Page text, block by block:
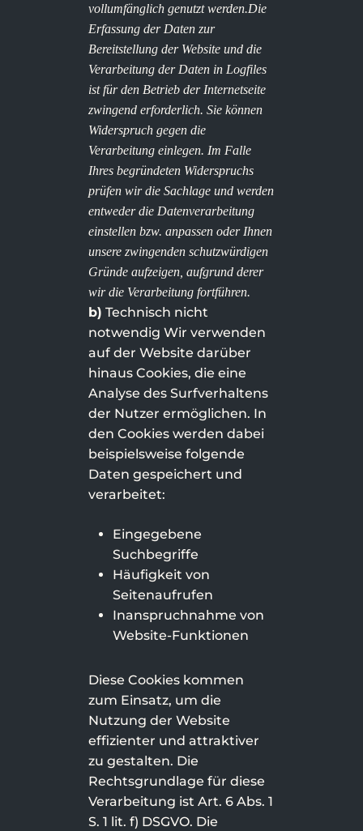
vollumfänglich genutzt werden.Die
Erfassung der Daten zur
Bereitstellung der Website und die
Verarbeitung der Daten in Logfiles
ist für den Betrieb der Internetseite
zwingend erforderlich. Sie können
Widerspruch gegen die
Verarbeitung einlegen. Im Falle
Ihres begründeten Widerspruchs
prüfen wir die Sachlage und werden
entweder die Datenverarbeitung
einstellen bzw. anpassen oder Ihnen
unsere zwingenden schutzwürdigen
Gründe aufzeigen, aufgrund derer
wir die Verarbeitung fortführen.
b) Technisch nicht
notwendig Wir verwenden
auf der Website darüber
hinaus Cookies, die eine
Analyse des Surfverhaltens
der Nutzer ermöglichen. In
den Cookies werden dabei
beispielsweise folgende
Daten gespeichert und
verarbeitet:
Eingegebene
Suchbegriffe
Häufigkeit von
Seitenaufrufen
Inanspruchnahme von
Website-Funktionen
Diese Cookies kommen
zum Einsatz, um die
Nutzung der Website
effizienter und attraktiver
zu gestalten. Die
Rechtsgrundlage für diese
Verarbeitung ist Art. 6 Abs. 1
S. 1 lit. f) DSGVO. Die